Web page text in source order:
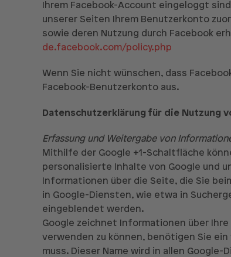
Ihrem Facebook-Account eingeloggt
unserer Seiten Ihrem Benutzerkonto
sowie deren Nutzung durch Facebook
de.facebook.com/policy.php
Wenn Sie nicht wünschen, dass
Facebook-Benutzerkonto aus.
Datenschutzerklärung für die Nutzung
Erfassung und Weitergabe von
Mithilfe der Google +1-Schaltfläche
personalisierte Inhalte von Google und
Informationen über die Seite, die Sie
in Google-Diensten, wie etwa in
eingeblendet werden.
Google zeichnet Informationen über
verwenden zu können, benötigen Sie
muss. Dieser Name wird in allen